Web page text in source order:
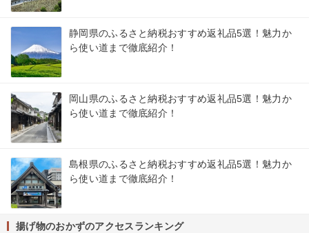
静岡県のふるさと納税おすすめ返礼品5選！魅力か
ら使い道まで徹底紹介！
岡山県のふるさと納税おすすめ返礼品5選！魅力か
ら使い道まで徹底紹介！
島根県のふるさと納税おすすめ返礼品5選！魅力か
ら使い道まで徹底紹介！
揚げ物のおかずのアクセスランキング